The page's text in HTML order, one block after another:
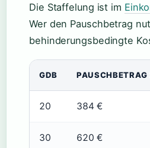
Die Staffelung ist im
Wer den Pauschbetrag
behinderungsbedingte
GDB
20 384 €
30 620 €